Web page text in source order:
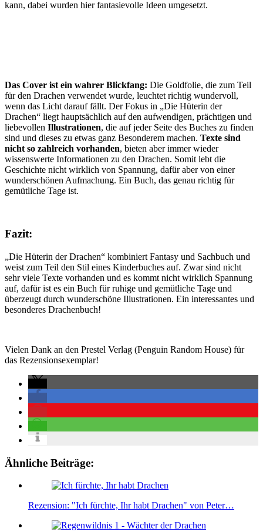
kann, dabei wurden hier fantasievolle Ideen umgesetzt.
Das Cover ist ein wahrer Blickfang: Die Goldfolie, die zum Teil
für den Drachen verwendet wurde, leuchtet richtig wundervoll,
wenn das Licht darauf fällt. Der Fokus in „Die Hüterin der
Drachen“ liegt hauptsächlich auf den aufwendigen, prächtigen und
liebevollen Illustrationen, die auf jeder Seite des Buches zu finden
sind und dieses zu etwas ganz Besonderem machen. Texte sind
nicht so zahlreich vorhanden, bieten aber immer wieder
wissenswerte Informationen zu den Drachen. Somit lebt die
Geschichte nicht wirklich von Spannung, dafür aber von einer
wunderschönen Aufmachung. Ein Buch, das genau richtig für
gemütliche Tage ist.
Fazit:
„Die Hüterin der Drachen“ kombiniert Fantasy und Sachbuch und
weist zum Teil den Stil eines Kinderbuches auf. Zwar sind nicht
sehr viele Texte vorhanden und es kommt nicht wirklich Spannung
auf, dafür ist es ein Buch für ruhige und gemütliche Tage und
überzeugt durch wunderschöne Illustrationen. Ein interessantes und
besonderes Drachenbuch!
Vielen Dank an den Prestel Verlag (Penguin Random House) für
das Rezensionsexemplar!
Ähnliche Beiträge:
Rezension: "Ich fürchte, Ihr habt Drachen" von Peter…